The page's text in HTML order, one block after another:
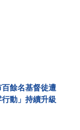
餘名基督徒遭
動」持續升級